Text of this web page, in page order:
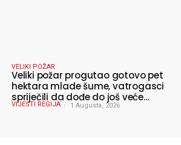
VELIKI POŽAR
Veliki požar progutao gotovo pet
hektara mlade šume, vatrogasci
spriječili da dođe do još veće
katastrofe
VIJESTI REGIJA 1 Augusta, 2026